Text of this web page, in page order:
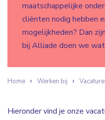
maatschappelijke
cliënten nodig hebben
mogelijkheden? Dan
bij Alliade doen we
Home Werken bij
Hieronder vind je onze